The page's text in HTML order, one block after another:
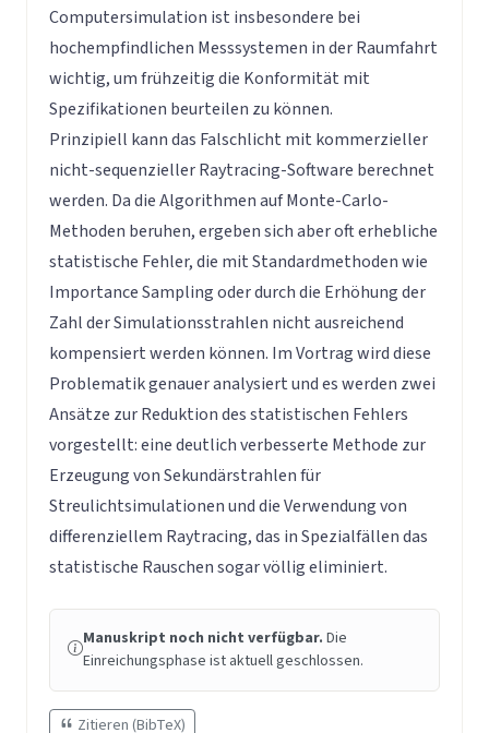
Computersimulation ist insbesondere bei
hochempfindlichen Messsystemen in der Raumfahrt
wichtig, um frühzeitig die Konformität mit
Spezifikationen beurteilen zu können.
Prinzipiell kann das Falschlicht mit kommerzieller
nicht-sequenzieller Raytracing-Software berechnet
werden. Da die Algorithmen auf Monte-Carlo-
Methoden beruhen, ergeben sich aber oft erhebliche
statistische Fehler, die mit Standardmethoden wie
Importance Sampling oder durch die Erhöhung der
Zahl der Simulationsstrahlen nicht ausreichend
kompensiert werden können. Im Vortrag wird diese
Problematik genauer analysiert und es werden zwei
Ansätze zur Reduktion des statistischen Fehlers
vorgestellt: eine deutlich verbesserte Methode zur
Erzeugung von Sekundärstrahlen für
Streulichtsimulationen und die Verwendung von
differenziellem Raytracing, das in Spezialfällen das
statistische Rauschen sogar völlig eliminiert.
Manuskript noch nicht verfügbar. Die
Einreichungsphase ist aktuell geschlossen.
Zitieren (BibTeX)